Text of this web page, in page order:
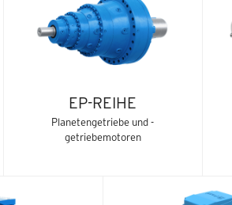
EP-REIHE
Planetengetriebe und -
getriebemotoren